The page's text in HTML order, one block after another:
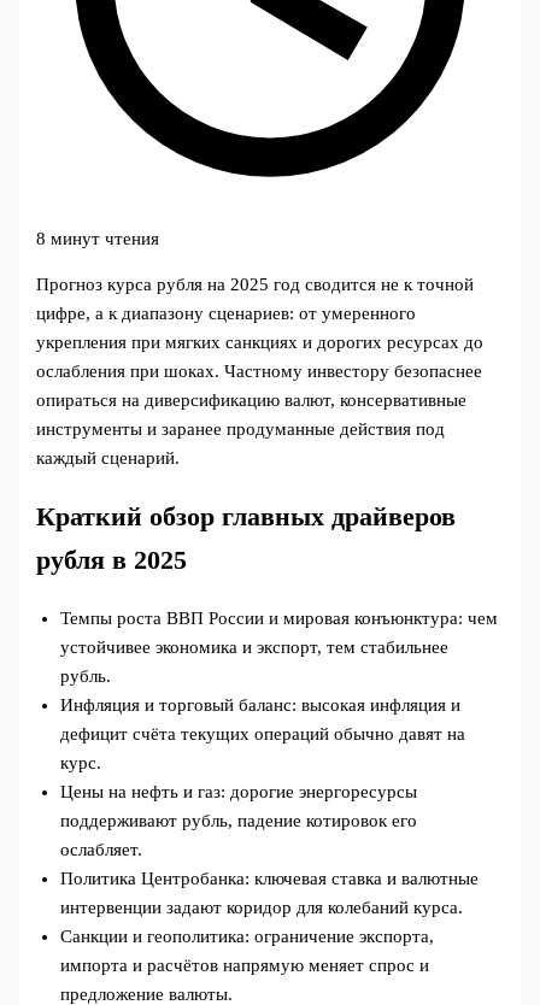
8 минут чтения
Прогноз курса рубля на 2025 год сводится не к точной
цифре, а к диапазону сценариев: от умеренного
укрепления при мягких санкциях и дорогих ресурсах до
ослабления при шоках. Частному инвестору безопаснее
опираться на диверсификацию валют, консервативные
инструменты и заранее продуманные действия под
каждый сценарий.
Краткий обзор главных драйверов
рубля в 2025
Темпы роста ВВП России и мировая конъюнктура: чем
устойчивее экономика и экспорт, тем стабильнее
рубль.
Инфляция и торговый баланс: высокая инфляция и
дефицит счёта текущих операций обычно давят на
курс.
Цены на нефть и газ: дорогие энергоресурсы
поддерживают рубль, падение котировок его
ослабляет.
Политика Центробанка: ключевая ставка и валютные
интервенции задают коридор для колебаний курса.
Санкции и геополитика: ограничение экспорта,
импорта и расчётов напрямую меняет спрос и
предложение валюты.